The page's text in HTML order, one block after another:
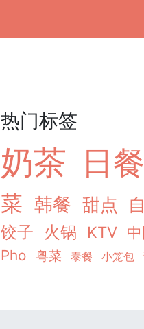
热门标签
奶茶 日餐
菜 韩餐 甜点
饺子
火锅 KTV
Pho 粤菜 泰餐 小笼包